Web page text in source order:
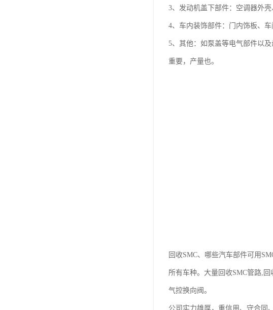
3、发动机盖下部件：空调器外
4、车内装饰部件：门内饰板、
5、其他：如泵盖等电气部件以
重要，产量也。
回收SMC、哪些汽车部件可用
所有车种。大量回收SMC管路,
气控换向阀。
公司实力雄厚，重信用、守合同